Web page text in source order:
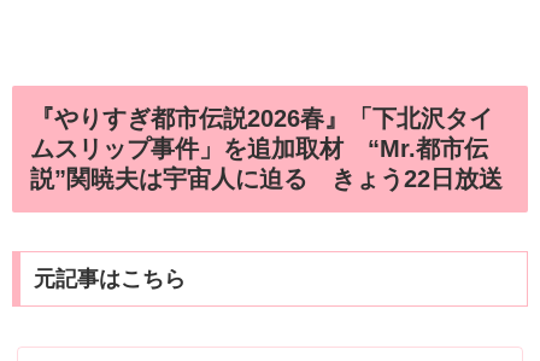
『やりすぎ都市伝説2026春』「下北沢タイ
ムスリップ事件」を追加取材 “Mr.都市伝
説”関暁夫は宇宙人に迫る きょう22日放送
元記事はこちら